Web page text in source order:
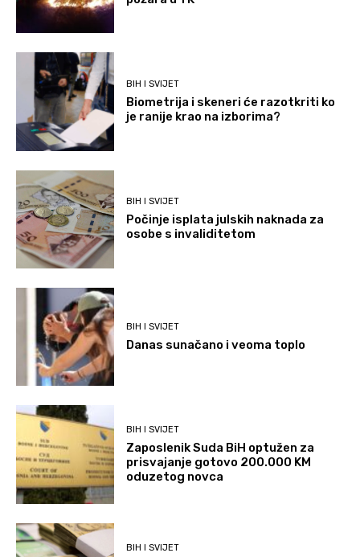
BIH I SVIJET
Biometrija i skeneri će razotkriti ko
je ranije krao na izborima?
BIH I SVIJET
Počinje isplata julskih naknada za
osobe s invaliditetom
BIH I SVIJET
Danas sunačano i veoma toplo
BIH I SVIJET
Zaposlenik Suda BiH optužen za
prisvajanje gotovo 200.000 KM
oduzetog novca
BIH I SVIJET